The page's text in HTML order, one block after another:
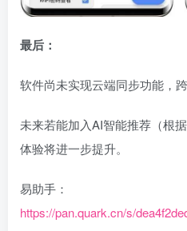
最后：
软件尚未实现云端同步功能，
未来若能加入AI智能推荐（根
体验将进一步提升。
易助手：
https://pan.quark.cn/s/